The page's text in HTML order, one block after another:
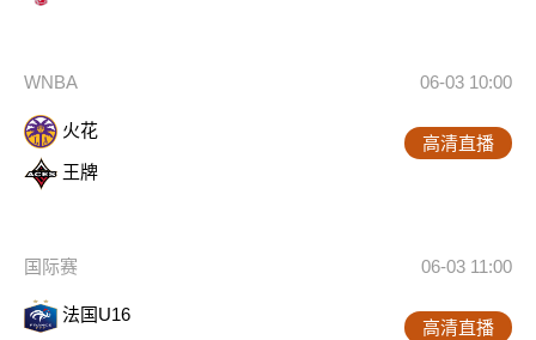
WNBA 06-03 10:00
火花
王牌
高清直播
国际赛 06-03 11:00
法国U16
高清直播